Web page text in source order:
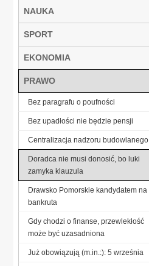
NAUKA
SPORT
EKONOMIA
PRAWO
Bez paragrafu o poufności
Bez upadłości nie będzie pensji
Centralizacja nadzoru budowlanego
Doradca nie musi donosić, bo luki
zamyka klauzula
Drawsko Pomorskie kandydatem na
bankruta
Gdy chodzi o finanse, przewlekłość
może być uzasadniona
Już obowiązują (m.in.:): 5 września